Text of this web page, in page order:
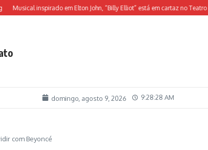
inspirado em Elton John, “Billy Elliot” está em cartaz no Teatro Alfa
domingo, agosto 9, 2026 9:28:29 AM
com Beyoncé